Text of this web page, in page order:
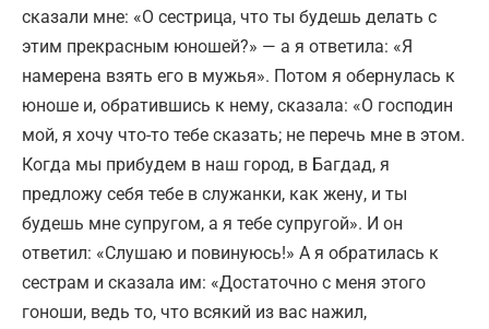
сказали мне: «О сестрица, что ты будешь делать с
этим прекрасным юношей?» — а я ответила: «Я
намерена взять его в мужья». Потом я обернулась к
юноше и, обратившись к нему, сказала: «О господин
мой, я хочу что-то тебе сказать; не перечь мне в этом.
Когда мы прибудем в наш город, в Багдад, я
предложу себя тебе в служанки, как жену, и ты
будешь мне супругом, а я тебе супругой». И он
ответил: «Слушаю и повинуюсь!» А я обратилась к
сестрам и сказала им: «Достаточно с меня этого
гоноши, ведь то, что всякий из вас нажил,